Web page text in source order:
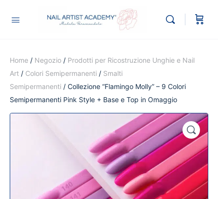
Home / Negozio / Prodotti per Ricostruzione Unghie e Nail
Art / Colori Semipermanenti / Smalti
Semipermanenti / Collezione “Flamingo Molly” – 9 Colori
Semipermanenti Pink Style + Base e Top in Omaggio
🔍